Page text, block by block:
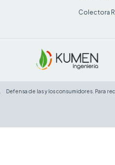
Colectora
Defensa de las y los consumidores. Para